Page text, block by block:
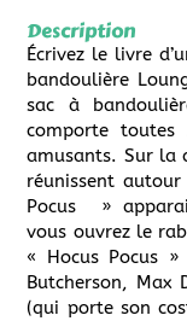
Description
Écrivez le livre
bandoulière
sac à
comporte toutes
amusants. Sur la
réunissent
Pocus »
vous ouvrez le
« Hocus Pocus
Butcherson, Max
(qui porte son